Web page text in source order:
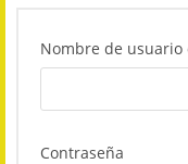
Nombre de
Contraseña